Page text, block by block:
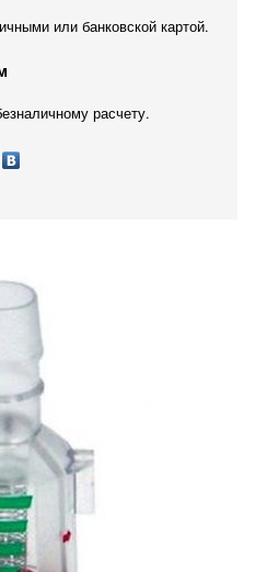
или банковской картой.
расчету.